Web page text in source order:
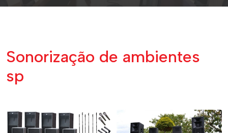
Sonorização de ambientes
sp